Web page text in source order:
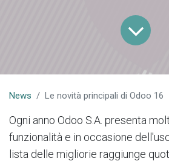
News Le novità principali di Odoo 16
Ogni anno Odoo S.A. presenta
funzionalità e in occasione
lista delle migliorie raggiunge